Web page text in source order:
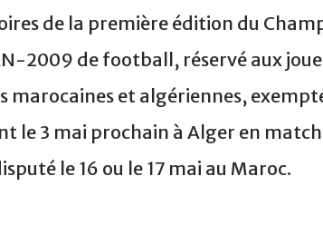
de la première édition du
2009 de football, réservé aux
marocaines et algériennes,
le 3 mai prochain à Alger en
le 16 ou le 17 mai au Maroc.